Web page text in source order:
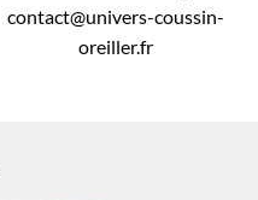
contact@univers-coussin-
oreiller.fr